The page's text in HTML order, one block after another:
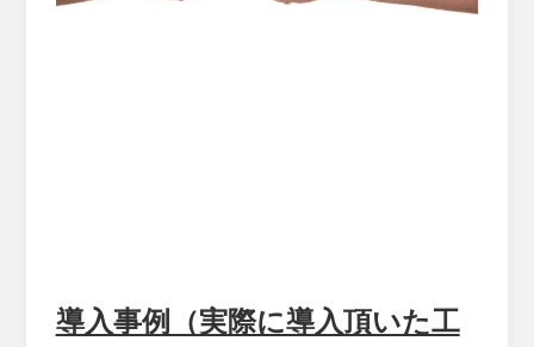
導入事例（実際に導入頂いた工